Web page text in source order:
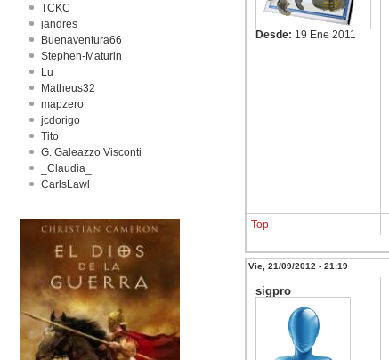
TCKC
jandres
Buenaventura66
Stephen-Maturin
Lu
Matheus32
mapzero
jcdorigo
Tito
G. Galeazzo Visconti
_Claudia_
CarlsLawl
Desde: 19 Ene 2011
Top
Vie, 21/09/2012 - 21:19
sigpro